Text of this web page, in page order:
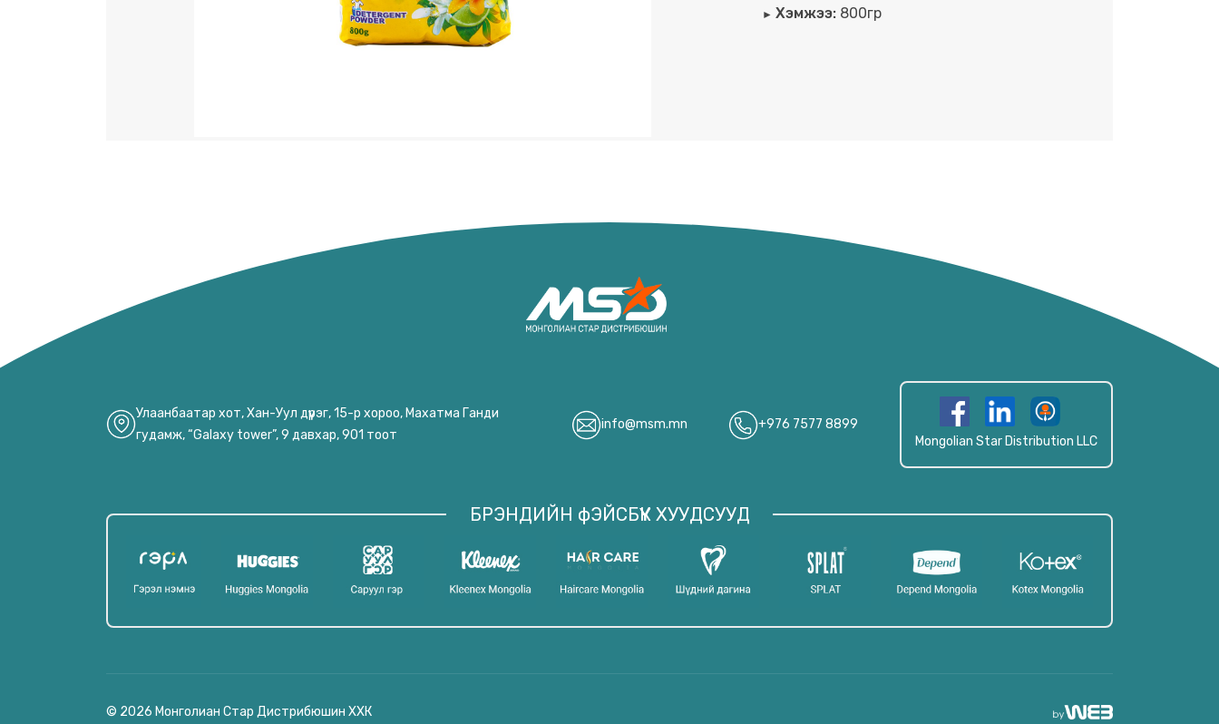
Хэмжээ:800гр
Улаанбаатар хот, Хан-Уул дүүрэг, 15-р хороо, Махатма Ганди
гудамж, “Galaxy tower”, 9 давхар, 901 тоот
info@msm.mn
+976 7577 8899
Mongolian Star Distribution LLC
БРЭНДИЙН фЭЙСБҮҮК ХУУДСУУД
© 2026 Монголиан Стар Дистрибюшин ХХК